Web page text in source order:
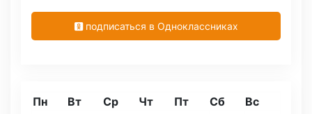
подписаться в Одноклассниках
Пн Вт Ср Чт Пт Сб Вс